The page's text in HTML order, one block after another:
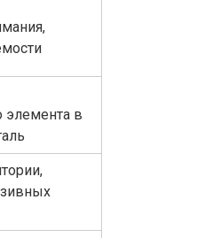
элемента в